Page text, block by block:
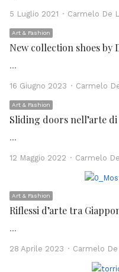
5 Luglio 2021 Author
Carmelo De
Art & Fashion
New collection shoes by
…
16 Giugno 2023 Author
Carmelo
Art & Fashion
Sliding doors nell’arte di
…
12 Maggio 2022 Author
Carmelo
Art & Fashion
Riflessi d’arte tra
…
28 Aprile 2023 Author
Carmelo